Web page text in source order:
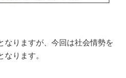
なりますが、今回は社会情勢を
なります。